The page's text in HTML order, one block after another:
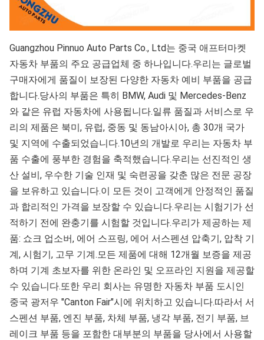
Guangzhou Pinnuo Auto Parts Co., Ltd는 중국 애프터마켓
자동차 부품의 주요 공급업체 중 하나입니다.우리는 글로벌
구매자에게 품질이 보장된 다양한 자동차 예비 부품을 공급
합니다.당사의 부품은 특히 BMW, Audi 및 Mercedes-Benz
와 같은 유럽 자동차에 사용됩니다.일류 품질과 서비스로 우
리의 제품은 북미, 유럽, 중동 및 동남아시아, 총 30개 국가
및 지역에 수출되었습니다.10년의 개발로 우리는 자동차 부
품 수출에 풍부한 경험을 축적했습니다.우리는 선진적인 생
산 설비, 우수한 기술 인재 및 숙련공을 갖춘 많은 전문 공장
을 보유하고 있습니다.이 모든 것이 고객에게 안정적인 품질
과 합리적인 가격을 보장할 수 있습니다.우리는 시험기가 선
적하기 전에 완충기를 시험할 것입니다.우리가 제공하는 제
품: 쇼크 업소버, 에어 스프링, 에어 서스펜션 압축기, 압착 기
계, 시험기, 고무 기계.모든 제품에 대해 12개월 보증을 제공
하며 기계 초보자를 위한 온라인 및 오프라인 지원을 제공할
수 있습니다.또한 우리 회사는 유명한 자동차 부품 도시인
중국 광저우 "Canton Fair"시에 위치하고 있습니다.따라서 서
스펜션 부품, 엔진 부품, 차체 부품, 냉각 부품, 전기 부품, 브
레이크 부품 등을 포함한 대부분의 부품을 당사에서 사용할